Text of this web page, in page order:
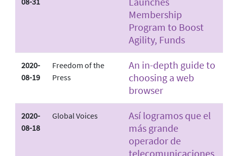
Membership
Program to Boost
Agility, Funds
2020-
08-19
Freedom of the
Press
An in-depth guide to
choosing a web
browser
2020-
08-18
Global Voices
Así logramos que el
más grande
operador de
telecomunicaciones